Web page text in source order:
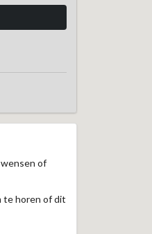
of
te horen of dit